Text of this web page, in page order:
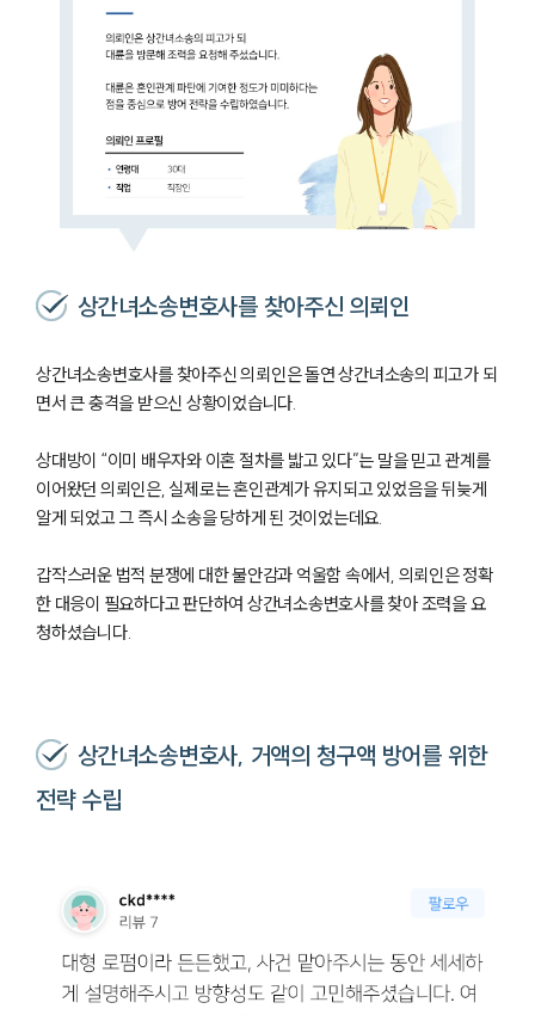
상간녀소송변호사를 찾아주신 의뢰인
상간녀소송변호사를 찾아주신 의뢰인은 돌연 상간녀소송의 피고가 되
면서 큰 충격을 받으신 상황이었습니다.
상대방이 “이미 배우자와 이혼 절차를 밟고 있다”는 말을 믿고 관계를
이어왔던 의뢰인은, 실제로는 혼인관계가 유지되고 있었음을 뒤늦게
알게 되었고 그 즉시 소송을 당하게 된 것이었는데요.
갑작스러운 법적 분쟁에 대한 불안감과 억울함 속에서, 의뢰인은 정확
한 대응이 필요하다고 판단하여 상간녀소송변호사를 찾아 조력을 요
청하셨습니다.
상간녀소송변호사, 거액의 청구액 방어를 위한
전략 수립